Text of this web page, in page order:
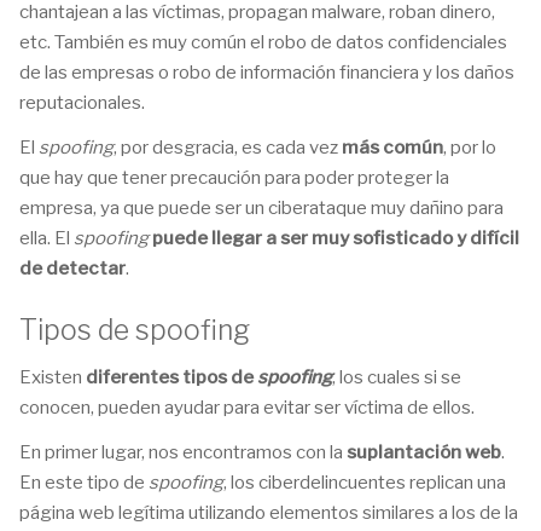
chantajean a las víctimas, propagan malware, roban dinero,
etc. También es muy común el robo de datos confidenciales
de las empresas o robo de información financiera y los daños
reputacionales.
El spoofing, por desgracia, es cada vez más común, por lo
que hay que tener precaución para poder proteger la
empresa, ya que puede ser un ciberataque muy dañino para
ella. El spoofingpuede llegar a ser muy sofisticado y difícil
de detectar.
Tipos de spoofing
Existen diferentes tipos despoofing, los cuales si se
conocen, pueden ayudar para evitar ser víctima de ellos.
En primer lugar, nos encontramos con la suplantación web.
En este tipo de spoofing, los ciberdelincuentes replican una
página web legítima utilizando elementos similares a los de la